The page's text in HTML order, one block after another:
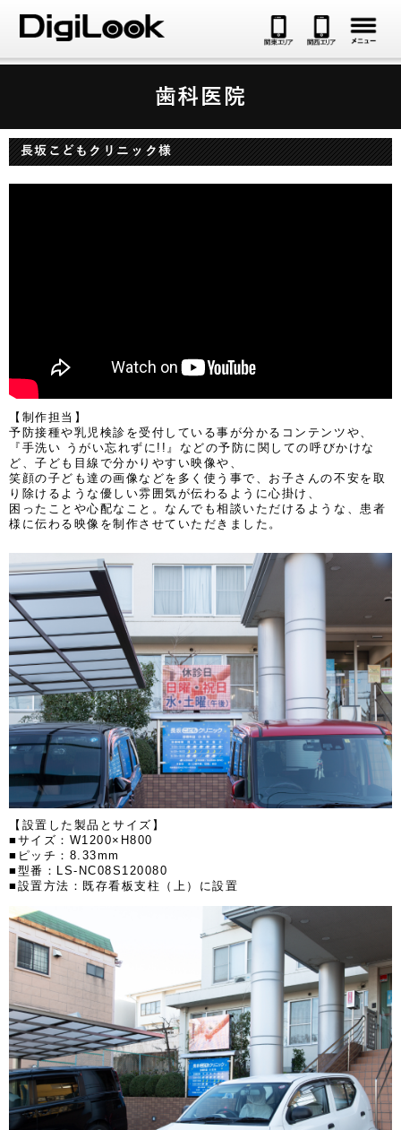
歯科医院
長坂こどもクリニック様
【制作担当】
予防接種や乳児検診を受付している事が分かるコンテンツや、
『手洗い うがい忘れずに!!』などの予防に関しての呼びかけな
ど、子ども目線で分かりやすい映像や、
笑顔の子ども達の画像などを多く使う事で、お子さんの不安を取
り除けるような優しい雰囲気が伝わるように心掛け、
困ったことや心配なこと。なんでも相談いただけるような、患者
様に伝わる映像を制作させていただきました。
【設置した製品とサイズ】
■サイズ：W1200×H800
■ピッチ：8.33mm
■型番：LS-NC08S120080
■設置方法：既存看板支柱（上）に設置